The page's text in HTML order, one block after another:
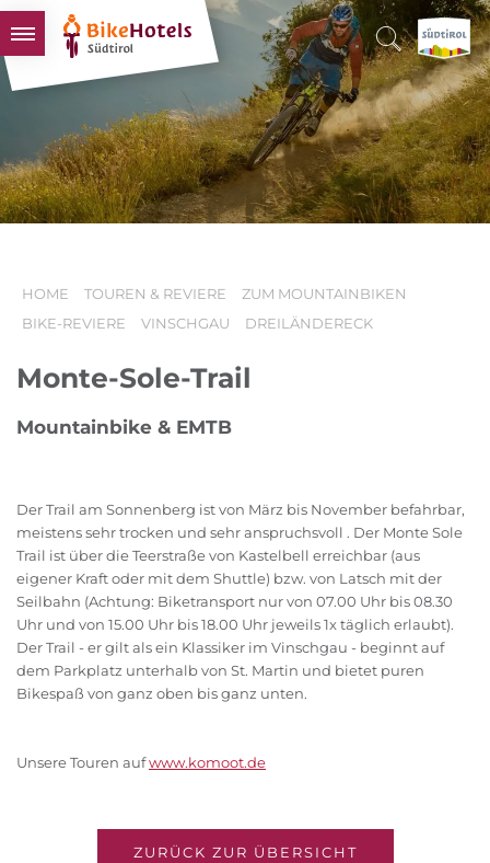
BIKEHOTELS
HOTELS & PAKETE
TOUREN & REVIERE
SÜDTIROL & WIR
HOME TOUREN & REVIERE
ZUM MOUNTAINBIKEN
BIKE-REVIERE
VINSCHGAU DREILÄNDERECK
Monte-Sole-Trail
Mountainbike & EMTB
Der Trail am Sonnenberg ist von März bis November befahrbar,
meistens sehr trocken und sehr anspruchsvoll . Der Monte Sole
Trail ist über die Teerstraße von Kastelbell erreichbar (aus
eigener Kraft oder mit dem Shuttle) bzw. von Latsch mit der
Seilbahn (Achtung: Biketransport nur von 07.00 Uhr bis 08.30
Uhr und von 15.00 Uhr bis 18.00 Uhr jeweils 1x täglich erlaubt).
Der Trail - er gilt als ein Klassiker im Vinschgau - beginnt auf
dem Parkplatz unterhalb von St. Martin und bietet puren
Bikespaß von ganz oben bis ganz unten.
Unsere Touren aufwww.komoot.de
ZURÜCK ZUR ÜBERSICHT